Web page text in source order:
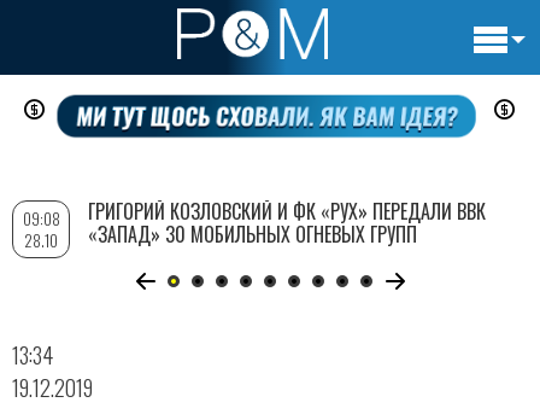
Перейти
содержанию
13:34
19.12.2019
09:08
28.10
ГРИГОРИЙ КОЗЛОВСКИЙ И ФК «РУХ» ПЕРЕДАЛИ ВВК
«ЗАПАД» 30 МОБИЛЬНЫХ ОГНЕВЫХ ГРУПП